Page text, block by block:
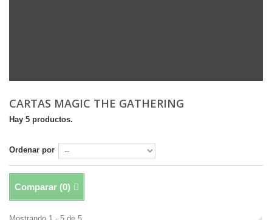
CARTAS MAGIC THE GATHERING
Hay 5 productos.
Ordenar por
Comparar (0)